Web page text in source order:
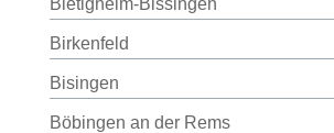
Bietigheim-Bissingen
Birkenfeld
Bisingen
Böbingen an der Rems